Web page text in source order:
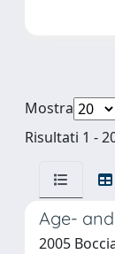
Mostra
Risultati 1 -
Age-
2005